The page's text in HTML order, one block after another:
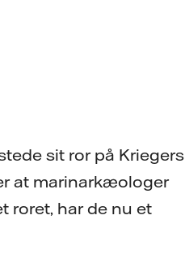
sit ror på Kriegers
at marinarkæologer
roret, har de nu et